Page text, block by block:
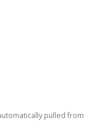
pulled from